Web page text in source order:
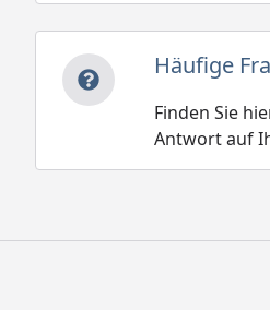
Häufige
Finden Sie
Antwort auf